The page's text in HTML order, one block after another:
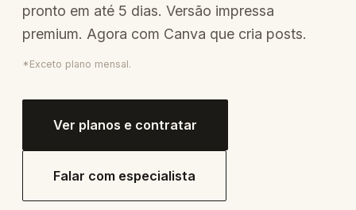
pronto em até 5 dias. Versão impressa
premium. Agora com Canva que cria posts.
*Exceto plano mensal.
Ver planos e contratar
Falar com especialista